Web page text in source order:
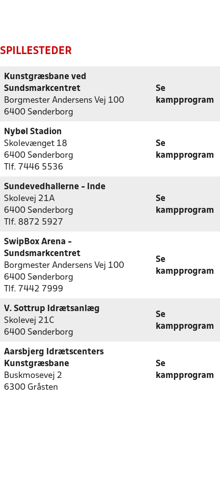
SPILLESTEDER
Kunstgræsbane ved
Sundsmarkcentret
Borgmester Andersens Vej 100
6400 Sønderborg
Se
kampprogram
Nybøl Stadion
Skolevænget 18
6400 Sønderborg
Tlf. 7446 5536
Se
kampprogram
Sundevedhallerne - Inde
Skolevej 21A
6400 Sønderborg
Tlf. 8872 5927
Se
kampprogram
SwipBox Arena -
Sundsmarkcentret
Borgmester Andersens Vej 100
6400 Sønderborg
Tlf. 7442 7999
Se
kampprogram
V. Sottrup Idrætsanlæg
Skolevej 21C
6400 Sønderborg
Se
kampprogram
Aarsbjerg Idrætscenters
Kunstgræsbane
Buskmosevej 2
6300 Gråsten
Se
kampprogram